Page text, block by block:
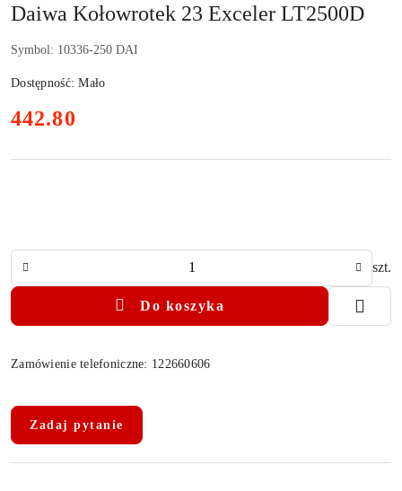
Daiwa Kołowrotek 23 Exceler LT2500D
Symbol: 10336-250 DAI
Dostępność:Mało
cena:
442.80
szt.
Do koszyka
Zamówienie telefoniczne: 122660606
dostawa
Zadaj pytanie